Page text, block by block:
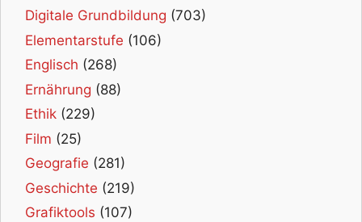
Digitale Grundbildung (703)
Elementarstufe (106)
Englisch (268)
Ernährung (88)
Ethik (229)
Film (25)
Geografie (281)
Geschichte (219)
Grafiktools (107)